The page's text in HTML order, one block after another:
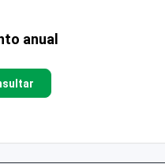
anual